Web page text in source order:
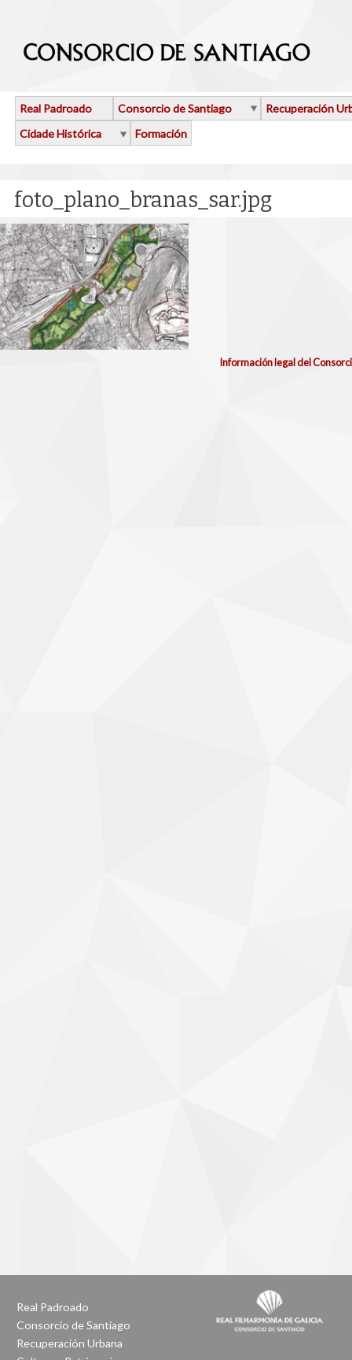
Real Padroado Consorcio de Santiago
Recuperación
Cidade Histórica
Formación
foto_plano_branas_sar.jpg
Información legal del
Real Padroado
Consorcio de Santiago
Recuperación Urbana